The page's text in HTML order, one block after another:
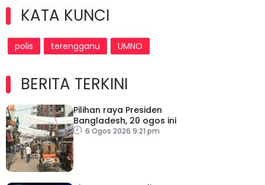
KATA KUNCI
polis terengganu UMNO
BERITA TERKINI
Pilihan raya Presiden
Bangladesh, 20 ogos ini
6 Ogos 2026 9:21 pm